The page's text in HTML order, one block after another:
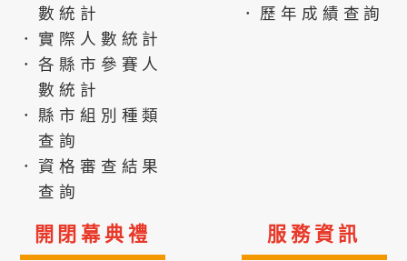
數統計
．實際人數統計
．各縣市參賽人
數統計
．縣市組別種類
查詢
．資格審查結果
查詢
．歷年成績查詢
開閉幕典禮 服務資訊